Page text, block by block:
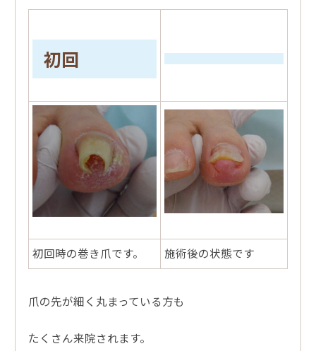
初回
初回時の巻き爪です。 施術後の状態です
爪の先が細く丸まっている方も
たくさん来院されます。